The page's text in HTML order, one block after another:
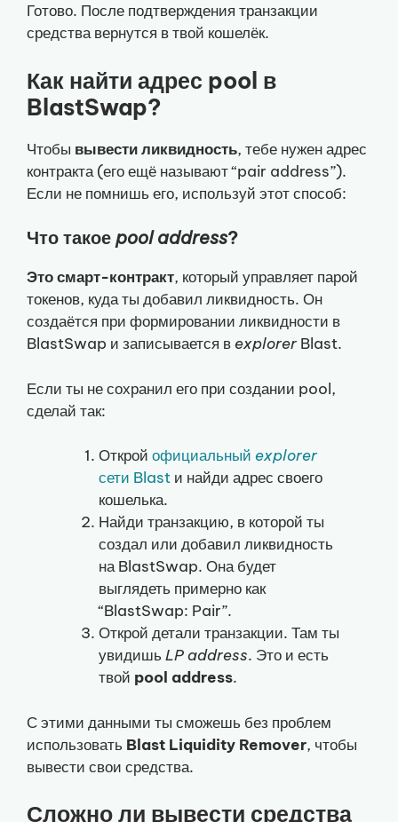
Готово. После подтверждения транзакции
средства вернутся в твой кошелёк.
Как найти адрес pool в
BlastSwap?
Чтобы вывести ликвидность, тебе нужен адрес
контракта (его ещё называют “pair address”).
Если не помнишь его, используй этот способ:
Что такое pool address?
Это смарт-контракт, который управляет парой
токенов, куда ты добавил ликвидность. Он
создаётся при формировании ликвидности в
BlastSwap и записывается вexplorer Blast.
Если ты не сохранил его при создании pool,
сделай так:
Открой официальный explorer
сети Blast и найди адрес своего
кошелька.
Найди транзакцию, в которой ты
создал или добавил ликвидность
на BlastSwap. Она будет
выглядеть примерно как
“BlastSwap: Pair”.
Открой детали транзакции. Там ты
увидишь LP address. Это и есть
твой pool address.
С этими данными ты сможешь без проблем
использовать Blast Liquidity Remover, чтобы
вывести свои средства.
Сложно ли вывести средства